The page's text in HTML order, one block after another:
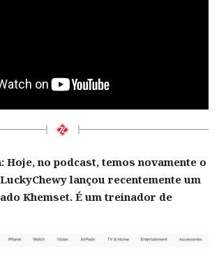
Hoje, no podcast, temos novamente o
lançou recentemente um
Khemset. É um treinador de